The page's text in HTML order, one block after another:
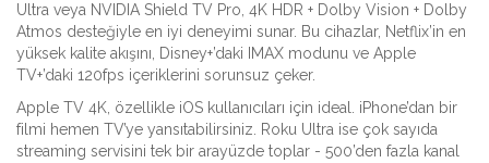
Ultra veya NVIDIA Shield TV Pro, 4K HDR + Dolby Vision + Dolby
Atmos desteğiyle en iyi deneyimi sunar. Bu cihazlar, Netflix’in en
yüksek kalite akışını, Disney+’daki IMAX modunu ve Apple
TV+’daki 120fps içeriklerini sorunsuz çeker.
Apple TV 4K, özellikle iOS kullanıcıları için ideal. iPhone’dan bir
filmi hemen TV’ye yansıtabilirsiniz. Roku Ultra ise çok sayıda
streaming servisini tek bir arayüzde toplar - 500’den fazla kanal